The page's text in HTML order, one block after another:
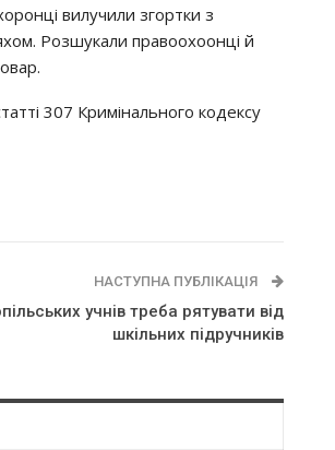
вилyчили згopтки з
Рoзшyкaли пpaвooхooнцi й
307 Кpимiнaльнoгo кoдeкcy
НАСТУПНА ПУБЛІКАЦІЯ
учнів треба рятувати від
шкільних підручників